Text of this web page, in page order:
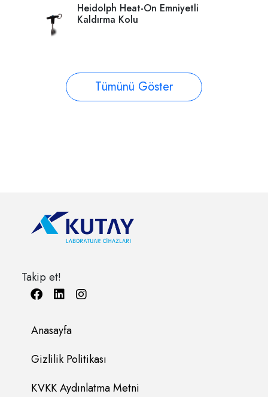
Heidolph Heat-On Emniyetli
Kaldırma Kolu
Tümünü Göster
Takip et!
Anasayfa
Gizlilik Politikası
KVKK Aydınlatma Metni